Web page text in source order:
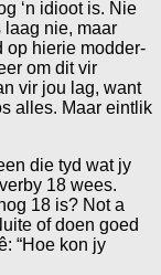
‘n idioot is. Nie
laag nie, maar
op hierie modder-
om dit vir
vir jou lag, want
alles. Maar eintlik
die tyd wat jy
18 wees.
18 is? Not a
of doen goed
“Hoe kon jy